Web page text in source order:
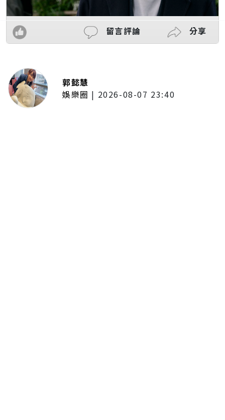
留言評論 分享
郭懿慧
娛樂圈 | 2026-08-07 23:40